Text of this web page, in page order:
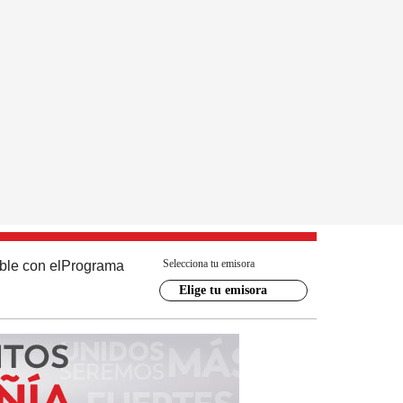
con el Programa Selecciona tu emisora
Elige tu emisora